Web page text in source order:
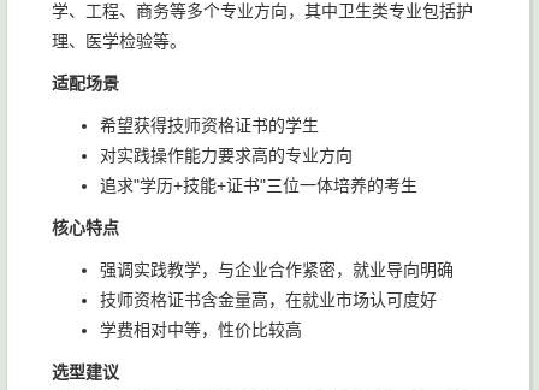
学、工程、商务等多个专业方向，其中卫生类专业包括护
理、医学检验等。
适配场景
希望获得技师资格证书的学生
对实践操作能力要求高的专业方向
追求"学历+技能+证书"三位一体培养的考生
核心特点
强调实践教学，与企业合作紧密，就业导向明确
技师资格证书含金量高，在就业市场认可度好
学费相对中等，性价比较高
选型建议